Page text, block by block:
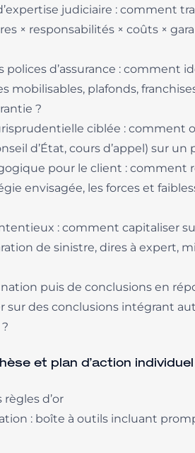
judiciaire : comment
× responsabilités × coûts ×
d’assurance : comment
mobilisables, plafonds,
?
ciblée :
d’État, cours d’appel) sur
pour le client : comment
envisagée, les forces et
: comment capitaliser
de sinistre, dires à expert,
puis de conclusions en
sur des conclusions intégrant
et plan d’action individuel
d’or
: boîte à outils incluant